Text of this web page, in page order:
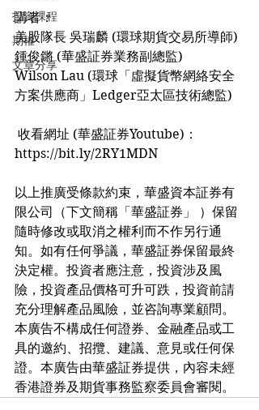
投資課程
期權
文章分享
講者：
美股隊長 吳瑞麟 (環球期貨交易所導師)
鍾俊鏘 (華盛証券業務副總監)
Wilson Lau (環球「虛擬貨幣網絡安全
方案供應商」Ledger亞太區技術總監)
收看網址 (華盛証券Youtube)：
https://bit.ly/2RY1MDN
以上推廣受條款約束，華盛資本証券有
限公司（下文簡稱「華盛証券」 ）保留
隨時修改或取消之權利而不作另行通
知。如有任何爭議，華盛証券保留最終
決定權。投資者應注意，投資涉及風
險，投資產品價格可升可跌，投資前請
充分理解產品風險，並咨詢專業顧問。
本廣告不構成任何證券、金融產品或工
具的邀約、招攬、建議、意見或任何保
證。本廣告由華盛証券提供，內容未經
香港證券及期貨事務監察委員會審閱。